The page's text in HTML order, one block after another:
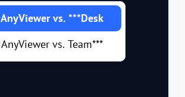
AnyViewer vs. ***Desk
AnyViewer vs. Team***